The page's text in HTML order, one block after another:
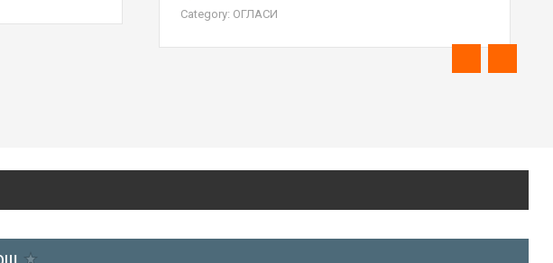
Category: ОГЛАСИ